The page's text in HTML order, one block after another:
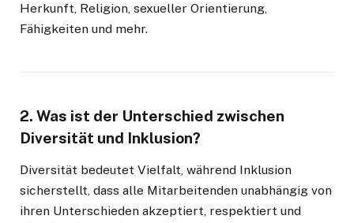
Herkunft, Religion, sexueller Orientierung,
Fähigkeiten und mehr.
2. Was ist der Unterschied zwischen
Diversität und Inklusion?
Diversität bedeutet Vielfalt, während Inklusion
sicherstellt, dass alle Mitarbeitenden unabhängig von
ihren Unterschieden akzeptiert, respektiert und